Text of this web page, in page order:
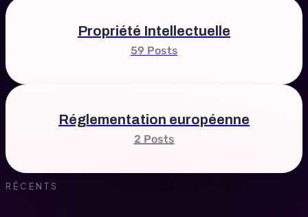
Propriété Intellectuelle
59 Posts
Réglementation européenne
2 Posts
RÉCENTS